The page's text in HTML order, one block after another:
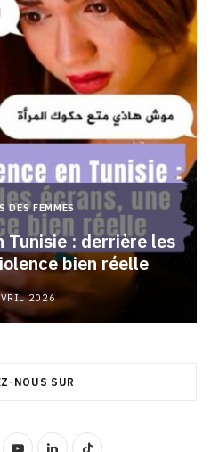
DES FEMMES
Tunisie : derrière les
bien réelle
2026
NOUS SUR
Y
L
T